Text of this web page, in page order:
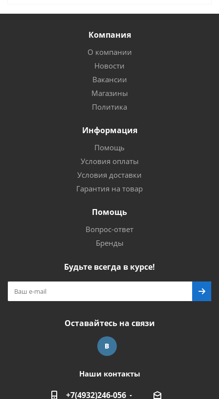
Компания
О компании
Новости
Вакансии
Магазины
Политика
Информация
Помощь
Условия оплаты
Условия доставки
Гарантия на товар
Помощь
Вопрос-ответ
Бренды
Будьте всегда в курсе!
Оставайтесь на связи
Наши контакты
+7(4932)246-056